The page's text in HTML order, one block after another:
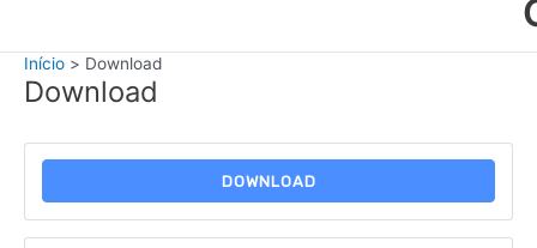
Início Download
Download
DOWNLOAD